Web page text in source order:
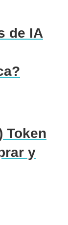
de IA
Token
y